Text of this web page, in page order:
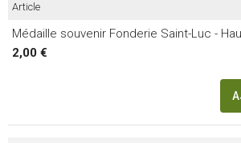
Article
Médaille souvenir Fonderie Saint-Luc -
2,00 €